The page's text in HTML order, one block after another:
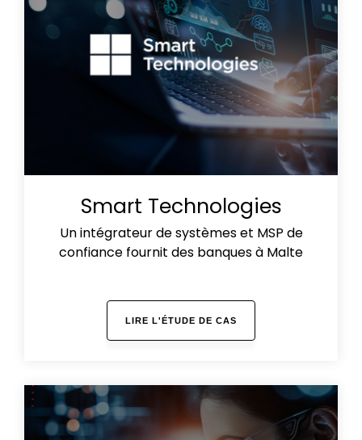
Smart Technologies
Un intégrateur de systèmes et MSP de
confiance fournit des banques à Malte
LIRE L'ÉTUDE DE CAS